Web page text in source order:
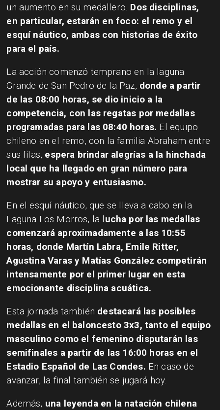
un aumento en su medallero. Dos disciplinas,
en particular, estarán en foco: el remo y el
esquí náutico, ambas con historias de éxito
para el país.
La acción comenzó temprano en la laguna
Grande de San Pedro de la Paz, donde a partir
de las 08:00 horas, se dio inicio a la
competencia, con las regatas por medallas
programadas para las 08:40 horas. El equipo
chileno en el remo, con la familia Abraham entre
sus filas, espera brindar alegrías a la hinchada
local que ha llegado en gran número para
mostrar su apoyo y entusiasmo.
En el esquí náutico, que se lleva a cabo en la
Laguna Los Morros, la lucha por las medallas
comenzará aproximadamente a las 10:55
horas, donde Martín Labra, Emile Ritter,
Agustina Varas y Matías González competirán
intensamente por el primer lugar en esta
emocionante disciplina acuática.
Esta jornada también destacará las posibles
medallas en el baloncesto 3x3, tanto el equipo
masculino como el femenino disputarán las
semifinales a partir de las 16:00 horas en el
Estadio Español de Las Condes. En caso de
avanzar, la final también se jugará hoy.
Además, una leyenda en la natación chilena